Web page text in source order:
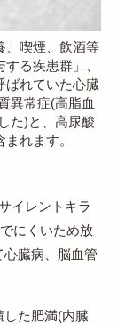
、喫煙、飲酒等
る疾患群」、
ばれていた心臓
異常症(高脂血
た)と、高尿酸
れます。
イレントキラ
にくいため放
臓病、脳血管
した肥満(内臓